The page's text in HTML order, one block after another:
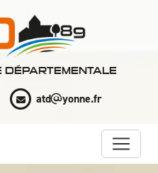
DÉPARTEMENTALE
atd yonne.fr